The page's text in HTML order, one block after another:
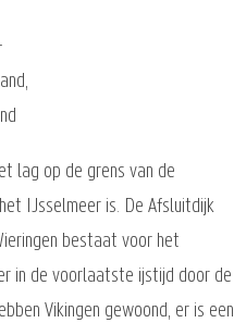
lag op de grens van de
IJsselmeer is. De Afsluitdijk
bestaat voor het
in de voorlaatste ijstijd door de
Vikingen gewoond, er is een